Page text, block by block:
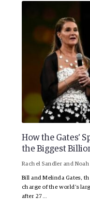
How the Gates’
the Biggest
Rachel Sandler and
Bill and Melinda Gates,
charge of the world’s
after 27…